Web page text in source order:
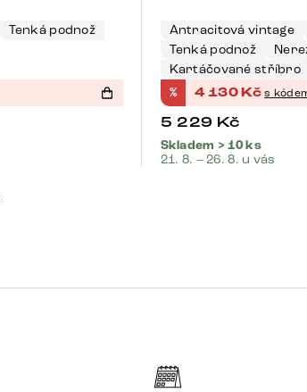
Tenká podnož
Antracitová vintage
Tenká podnož
Kartáčované stříbro
% 4 130Kč s
5 229 Kč
Skladem > 10 ks
21. 8. – 26. 8. u vás